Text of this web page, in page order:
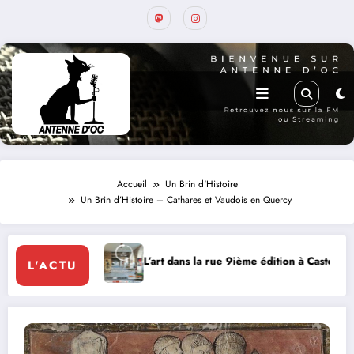
Accueil
Un Brin d'Histoire
Un Brin d’Histoire – Cathares et Vaudois en Quercy
L'ACTU
la rue 9ième édition à Castelnau-Montratier